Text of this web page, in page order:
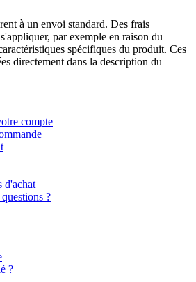
à un envoi standard. Des frais
par exemple en raison du
spécifiques du produit. Ces
directement dans la description du
compte
d'achat
?
?